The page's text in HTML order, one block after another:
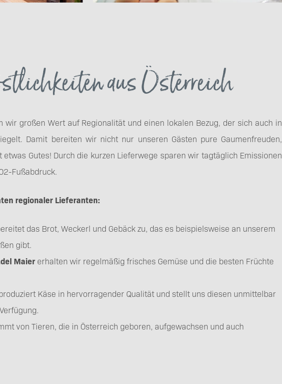
aus Österreich
wir großen Wert auf Regionalität und einen lokalen Bezug, der sich auch in
Damit bereiten wir nicht nur unseren Gästen pure Gaumenfreuden,
Gutes! Durch die kurzen Lieferwege sparen wir tagtäglich Emissionen
Fußabdruck.
regionaler Lieferanten:
das Brot, Weckerl und Gebäck zu, das es beispielsweise an unserem
gibt.
Maiererhalten wir regelmäßig frisches Gemüse und die besten Früchte
Käse in hervorragender Qualität und stellt uns diesen unmittelbar
von Tieren, die in Österreich geboren, aufgewachsen und auch